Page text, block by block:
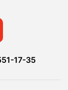
17-35